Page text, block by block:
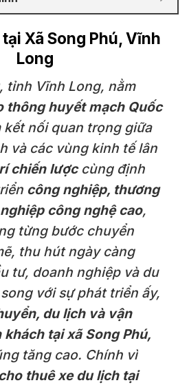
Xã Song Phú, Vĩnh
Long
, tỉnh Vĩnh Long, nằm
thông huyết mạch Quốc
kết nối quan trọng giữa
và các vùng kinh tế lân
chiến lượccùng định
công nghiệp, thương
công nghệ cao,
từng bước chuyển
thu hút ngày càng
tư, doanh nghiệp và du
với sự phát triển ấy,
du lịch và vận
tại xã Song Phú,
tăng cao. Chính vì
thuê xe du lịch tại